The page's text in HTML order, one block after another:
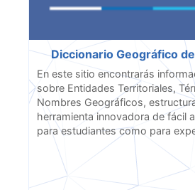
Diccionario Geográfico
En este sitio encontrarás
sobre Entidades Territoriales,
Nombres Geográficos,
herramienta innovadora de fácil
para estudiantes como para